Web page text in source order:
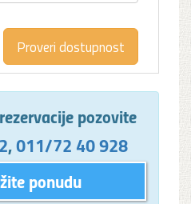
pozovite
,011/72 40 928
ponudu